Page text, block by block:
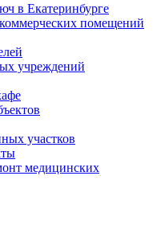
в Екатеринбурге
помещений
учреждений
участков
медицинских